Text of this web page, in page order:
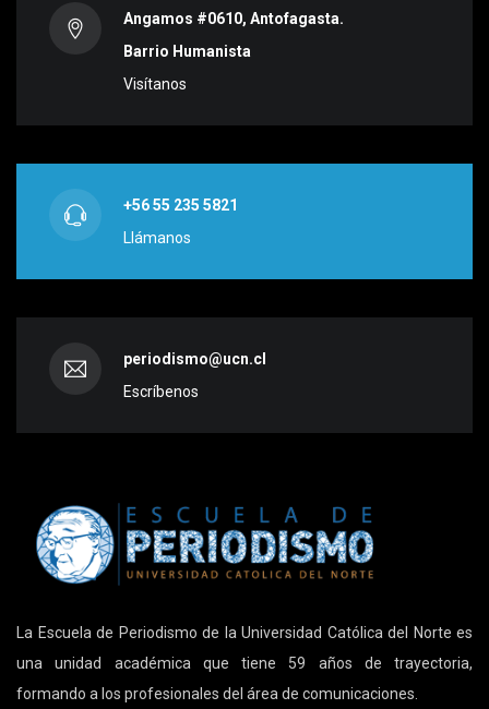
Angamos #0610, Antofagasta.
Barrio Humanista
Visítanos
+56 55 235 5821
Llámanos
periodismo@ucn.cl
Escríbenos
La Escuela de Periodismo de la Universidad Católica del Norte es
una unidad académica que tiene 59 años de trayectoria,
formando a los profesionales del área de comunicaciones.